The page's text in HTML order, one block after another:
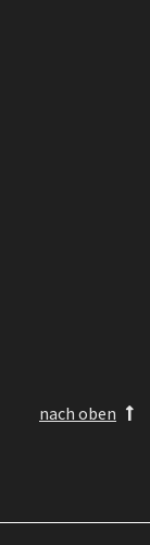
nach oben